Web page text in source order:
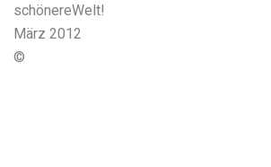
schönereWelt!
März 2012
©